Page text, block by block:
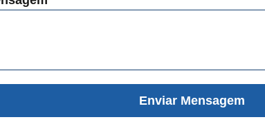
Enviar Mensagem